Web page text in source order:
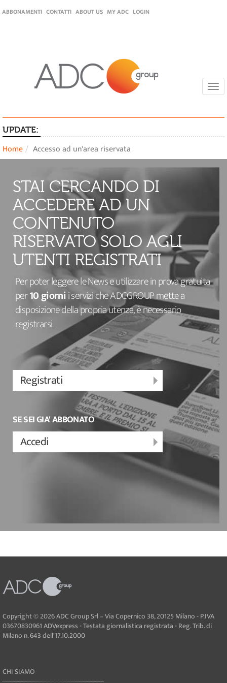
ABBONAMENTI CONTATTI ABOUT US MY ADC LOGIN
UPDATE:
Home Accesso ad un'area riservata
STAI CERCANDO DI
ACCEDERE AD UN
CONTENUTO
RISERVATO SOLO AGLI
UTENTI REGISTRATI
Per poter leggere le News e utilizzare in prova gratuita
per10 giornii servizi che ADCGROUP mette a
disposizione della propria utenza, è necessario
registrarsi.
Registrati
SE SEI GIA' ABBONATO
Accedi
Copyright © 2026 ADC Group Srl – Via Copernico 38, 20125 Milano - P.IVA
03670830961 ADVexpress - Testata giornalistica registrata - Reg. Trib. di
Milano n. 643 dell'17.10.2000
CHI SIAMO